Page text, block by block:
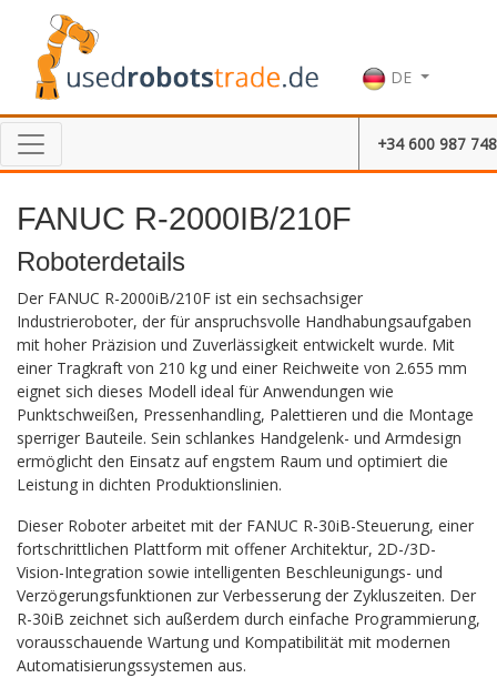
DE
+34 600 987 748
FANUC R-2000IB/210F
Roboterdetails
Der FANUC R-2000iB/210F ist ein sechsachsiger
Industrieroboter, der für anspruchsvolle Handhabungsaufgaben
mit hoher Präzision und Zuverlässigkeit entwickelt wurde. Mit
einer Tragkraft von 210 kg und einer Reichweite von 2.655 mm
eignet sich dieses Modell ideal für Anwendungen wie
Punktschweißen, Pressenhandling, Palettieren und die Montage
sperriger Bauteile. Sein schlankes Handgelenk- und Armdesign
ermöglicht den Einsatz auf engstem Raum und optimiert die
Leistung in dichten Produktionslinien.
Dieser Roboter arbeitet mit der FANUC R-30iB-Steuerung, einer
fortschrittlichen Plattform mit offener Architektur, 2D-/3D-
Vision-Integration sowie intelligenten Beschleunigungs- und
Verzögerungsfunktionen zur Verbesserung der Zykluszeiten. Der
R-30iB zeichnet sich außerdem durch einfache Programmierung,
vorausschauende Wartung und Kompatibilität mit modernen
Automatisierungssystemen aus.